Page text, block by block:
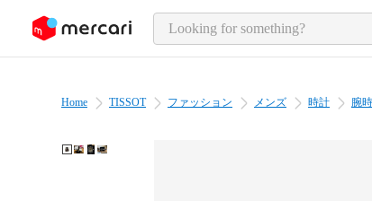
page content
Home TISSOT ファッション メンズ 時計 腕